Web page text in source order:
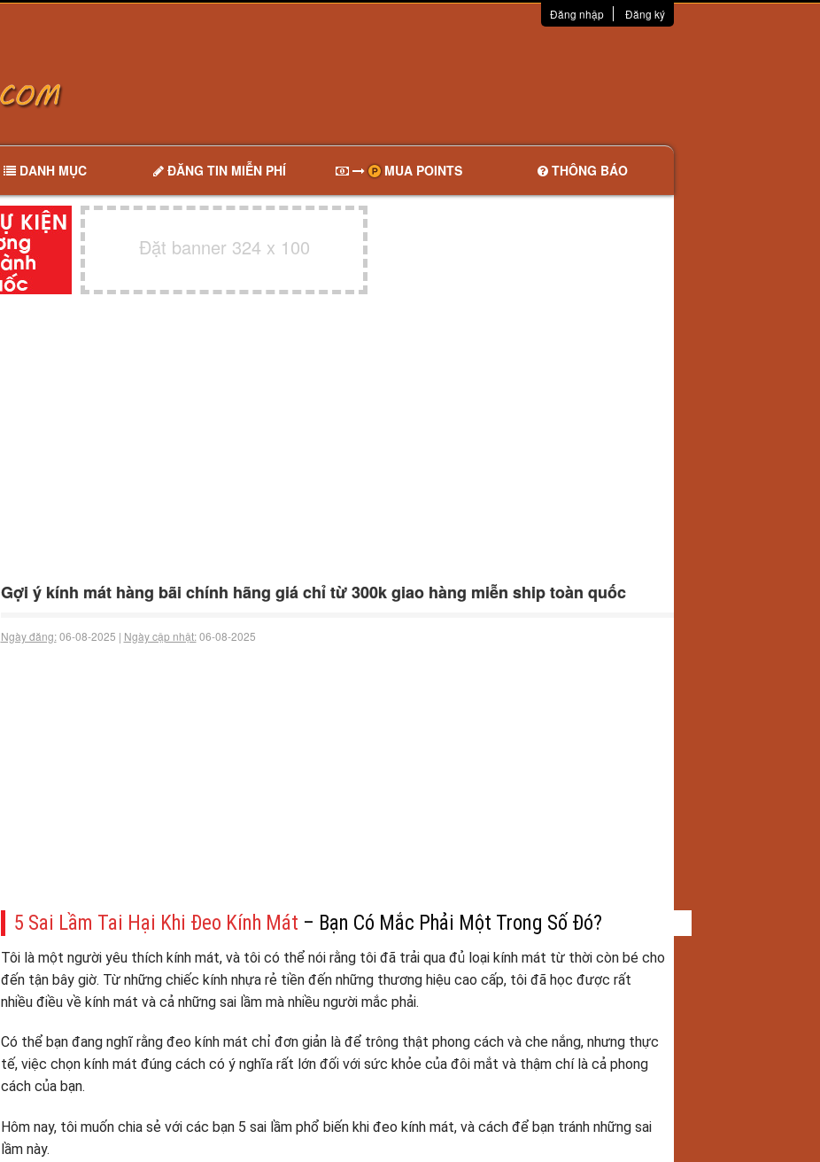
Đăng nhập Đăng ký
DANH MỤC ĐĂNG TIN MIỄN PHÍ MUA POINTS THÔNG BÁO
Đặt banner 324 x 100
Gợi ý kính mát hàng bãi chính hãng giá chỉ từ 300k giao hàng miễn ship toàn quốc
Ngày đăng:06-08-2025 | Ngày cập nhật:06-08-2025
5 Sai Lầm Tai Hại Khi Đeo Kính Mát – Bạn Có Mắc Phải Một Trong Số Đó?
Tôi là một người yêu thích kính mát, và tôi có thể nói rằng tôi đã trải qua đủ loại kính mát từ thời còn bé cho
đến tận bây giờ. Từ những chiếc kính nhựa rẻ tiền đến những thương hiệu cao cấp, tôi đã học được rất
nhiều điều về kính mát và cả những sai lầm mà nhiều người mắc phải.
Có thể bạn đang nghĩ rằng đeo kính mát chỉ đơn giản là để trông thật phong cách và che nắng, nhưng thực
tế, việc chọn kính mát đúng cách có ý nghĩa rất lớn đối với sức khỏe của đôi mắt và thậm chí là cả phong
cách của bạn.
Hôm nay, tôi muốn chia sẻ với các bạn 5 sai lầm phổ biến khi đeo kính mát, và cách để bạn tránh những sai
lầm này.